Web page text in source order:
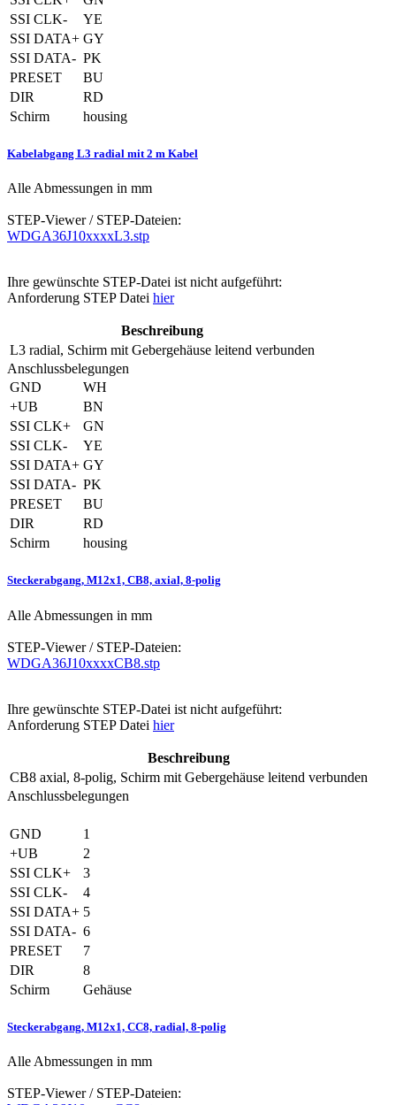
SSI CLK-
YE
SSI DATA+ GY
SSI DATA- PK
PRESET
BU
DIR
RD
Schirm
housing
Kabelabgang L3 radial mit 2 m Kabel
Alle Abmessungen in mm
STEP-Viewer / STEP-Dateien:
WDGA36J10xxxxL3.stp
Ihre gewünschte STEP-Datei ist nicht aufgeführt:
Anforderung STEP Datei hier
Beschreibung
L3 radial, Schirm mit Gebergehäuse leitend verbunden
Anschlussbelegungen
GND
WH
+UB
BN
SSI CLK+
GN
SSI CLK-
YE
SSI DATA+ GY
SSI DATA- PK
PRESET
BU
DIR
RD
Schirm
housing
Steckerabgang, M12x1, CB8, axial, 8-polig
Alle Abmessungen in mm
STEP-Viewer / STEP-Dateien:
WDGA36J10xxxxCB8.stp
Ihre gewünschte STEP-Datei ist nicht aufgeführt:
Anforderung STEP Datei hier
Beschreibung
CB8 axial, 8-polig, Schirm mit Gebergehäuse leitend verbunden
Anschlussbelegungen
GND
1
+UB
2
SSI CLK+
3
SSI CLK-
4
SSI DATA+ 5
SSI DATA- 6
PRESET
7
DIR
8
Schirm
Gehäuse
Steckerabgang, M12x1, CC8, radial, 8-polig
Alle Abmessungen in mm
STEP-Viewer / STEP-Dateien: